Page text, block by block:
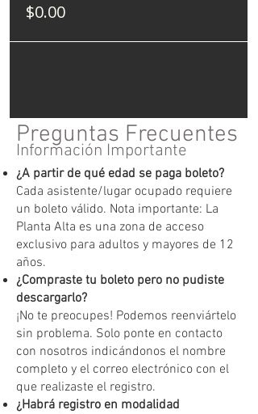
$0.00
Preguntas Frecuentes
Información Importante
¿A partir de qué edad se paga boleto?
Cada asistente/lugar ocupado requiere
un boleto válido. Nota importante: La
Planta Alta es una zona de acceso
exclusivo para adultos y mayores de 12
años.
¿Compraste tu boleto pero no pudiste
descargarlo?
¡No te preocupes! Podemos reenviártelo
sin problema. Solo ponte en contacto
con nosotros indicándonos el nombre
completo y el correo electrónico con el
que realizaste el registro.
¿Habrá registro en modalidad